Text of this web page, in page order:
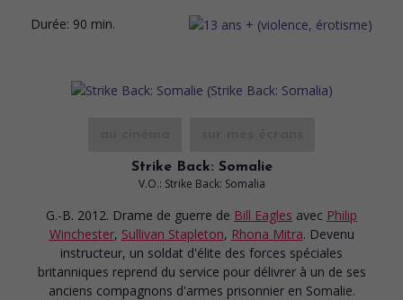
Durée: 90 min.
Strike Back: Somalie
V.O.: Strike Back: Somalia
G.-B. 2012. Drame de guerre de Bill Eagles avec Philip
Winchester, Sullivan Stapleton, Rhona Mitra. Devenu
instructeur, un soldat d'élite des forces spéciales
britanniques reprend du service pour délivrer à un de ses
anciens compagnons d'armes prisonnier en Somalie.